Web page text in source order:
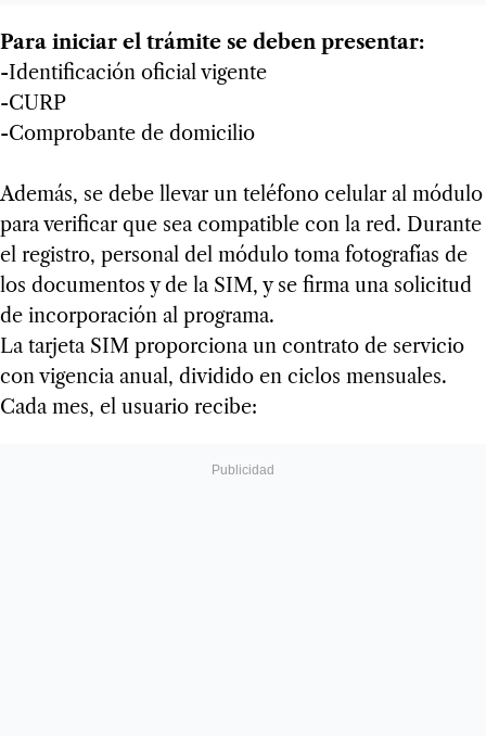
Para iniciar el trámite se deben presentar:
-Identificación oficial vigente
-CURP
-Comprobante de domicilio
Además, se debe llevar un teléfono celular al módulo
para verificar que sea compatible con la red. Durante
el registro, personal del módulo toma fotografías de
los documentos y de la SIM, y se firma una solicitud
de incorporación al programa.
La tarjeta SIM proporciona un contrato de servicio
con vigencia anual, dividido en ciclos mensuales.
Cada mes, el usuario recibe: